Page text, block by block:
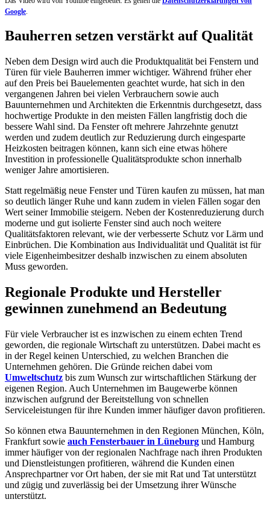
Google
Bauherren setzen verstärkt auf Qualität
Neben dem Design wird auch die Produktqualität bei Fenstern und
Türen für viele Bauherren immer wichtiger. Während früher eher
auf den Preis bei Bauelementen geachtet wurde, hat sich in den
vergangenen Jahren bei vielen Verbrauchern sowie auch
Bauunternehmen und Architekten die Erkenntnis durchgesetzt, dass
hochwertige Produkte in den meisten Fällen langfristig doch die
bessere Wahl sind. Da Fenster oft mehrere Jahrzehnte genutzt
werden und zudem deutlich zur Reduzierung durch eingesparte
Heizkosten beitragen können, kann sich eine etwas höhere
Investition in professionelle Qualitätsprodukte schon innerhalb
weniger Jahre amortisieren.
Statt regelmäßig neue Fenster und Türen kaufen zu müssen, hat man
so deutlich länger Ruhe und kann zudem in vielen Fällen sogar den
Wert seiner Immobilie steigern. Neben der Kostenreduzierung durch
moderne und gut isolierte Fenster sind auch noch weitere
Qualitätsfaktoren relevant, wie der verbesserte Schutz vor Lärm und
Einbrüchen. Die Kombination aus Individualität und Qualität ist für
viele Eigenheimbesitzer deshalb inzwischen zu einem absoluten
Muss geworden.
Regionale Produkte und Hersteller
gewinnen zunehmend an Bedeutung
Für viele Verbraucher ist es inzwischen zu einem echten Trend
geworden, die regionale Wirtschaft zu unterstützen. Dabei macht es
in der Regel keinen Unterschied, zu welchen Branchen die
Unternehmen gehören. Die Gründe reichen dabei vom
Umweltschutz bis zum Wunsch zur wirtschaftlichen Stärkung der
eigenen Region. Auch Unternehmen im Baugewerbe können
inzwischen aufgrund der Bereitstellung von schnellen
Serviceleistungen für ihre Kunden immer häufiger davon profitieren.
So können etwa Bauunternehmen in den Regionen München, Köln,
Frankfurt sowie auch Fensterbauer in Lüneburg und Hamburg
immer häufiger von der regionalen Nachfrage nach ihren Produkten
und Dienstleistungen profitieren, während die Kunden einen
Ansprechpartner vor Ort haben, der sie mit Rat und Tat unterstützt
und zügig und zuverlässig bei der Umsetzung ihrer Wünsche
unterstützt.